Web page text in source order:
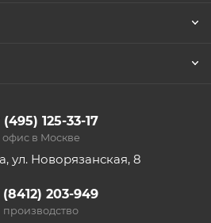
(495) 125-33-17
офис в Москве
ул. Новорязанская, 8
(8412) 203-949
производство